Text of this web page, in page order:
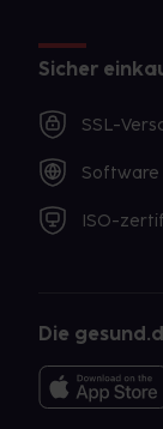
Sicher
SSL-
Software
ISO-
Die